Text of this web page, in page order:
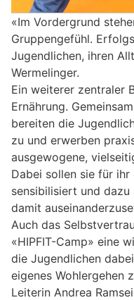
«Im Vordergrund
Gruppengefühl.
Jugendlichen, ihren
Wermelinger.
Ein weiterer zentraler
Ernährung.
bereiten die
zu und erwerben
ausgewogene,
Dabei sollen sie für ihr
sensibilisiert und
damit
Auch das
«HIPFIT-Camp» eine
die Jugendlichen
eigenes Wohlergehen
Leiterin Andrea